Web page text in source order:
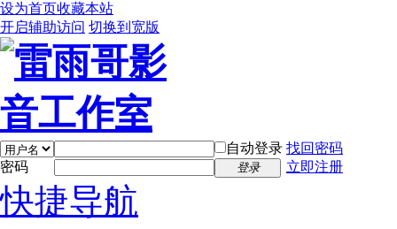
设为首页收藏本站
开启辅助访问 切换到宽版
自动登录 找回密码
密码
登录 立即注册
快捷导航